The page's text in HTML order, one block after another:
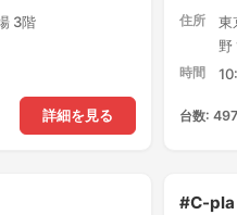
3階
詳細を見る
住所
東
野
時間
台数:
#C-pla